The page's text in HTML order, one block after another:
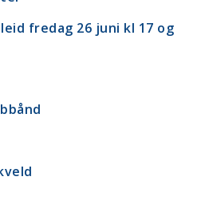
fredag 26 juni kl 17 og